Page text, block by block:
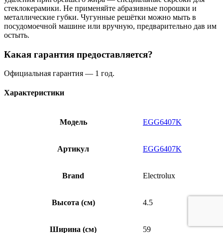
стеклокерамики. Не применяйте абразивные порошки и
металлические губки. Чугунные решётки можно мыть в
посудомоечной машине или вручную, предварительно дав им
остыть.
Какая гарантия предоставляется?
Официальная гарантия — 1 год.
Характеристики
Модель EGG6407K
Артикул EGG6407K
Brand Electrolux
Высота (см) 4.5
Ширина (см) 59